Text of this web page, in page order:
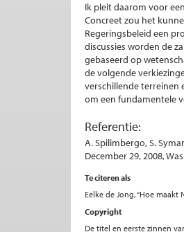
Ik pleit daarom voor
Concreet zou het
Regeringsbeleid een
discussies worden de
gebaseerd op
de volgende
verschillende terreinen
om een fundamentele
Referentie:
A. Spilimbergo, S.
December 29, 2008,
Te citeren als
Eelke de Jong, “Hoe
Copyright
De titel en eerste zinnen